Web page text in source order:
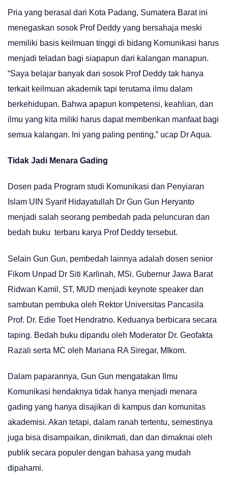
Pria yang berasal dari Kota Padang, Sumatera Barat ini
menegaskan sosok Prof Deddy yang bersahaja meski
memiliki basis keilmuan tinggi di bidang Komunikasi harus
menjadi teladan bagi siapapun dari kalangan manapun.
“Saya belajar banyak dari sosok Prof Deddy tak hanya
terkait keilmuan akademik tapi terutama ilmu dalam
berkehidupan. Bahwa apapun kompetensi, keahlian, dan
ilmu yang kita miliki harus dapat memberikan manfaat bagi
semua kalangan. Ini yang paling penting,” ucap Dr Aqua.
Tidak Jadi Menara Gading
Dosen pada Program studi Komunikasi dan Penyiaran
Islam UIN Syarif Hidayatullah Dr Gun Gun Heryanto
menjadi salah seorang pembedah pada peluncuran dan
bedah buku terbaru karya Prof Deddy tersebut.
Selain Gun Gun, pembedah lainnya adalah dosen senior
Fikom Unpad Dr Siti Karlinah, MSi. Gubernur Jawa Barat
Ridwan Kamil, ST, MUD menjadi keynote speaker dan
sambutan pembuka oleh Rektor Universitas Pancasila
Prof. Dr. Edie Toet Hendratno. Keduanya berbicara secara
taping. Bedah buku dipandu oleh Moderator Dr. Geofakta
Razali serta MC oleh Mariana RA Siregar, MIkom.
Dalam paparannya, Gun Gun mengatakan Ilmu
Komunikasi hendaknya tidak hanya menjadi menara
gading yang hanya disajikan di kampus dan komunitas
akademisi. Akan tetapi, dalam ranah tertentu, semestinya
juga bisa disampaikan, dinikmati, dan dan dimaknai oleh
publik secara populer dengan bahasa yang mudah
dipahami.